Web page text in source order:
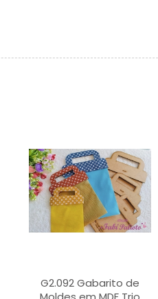
G2.092 Gabarito de